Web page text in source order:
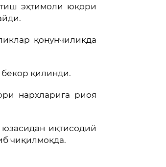
эҳтимоли юқори
қонунчиликда
бекор қилинди.
нархларига риоя
иқтисодий
чиқилмоқда.